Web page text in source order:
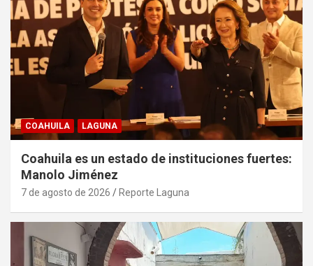
COAHUILA LAGUNA
Coahuila es un estado de instituciones fuertes:
Manolo Jiménez
7 de agosto de 2026 Reporte Laguna